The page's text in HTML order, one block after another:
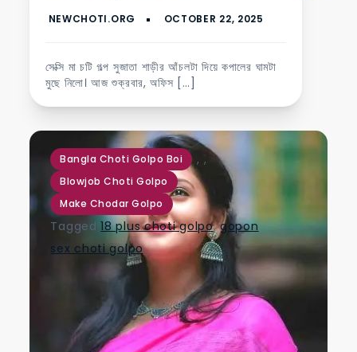
সেক্সি মা চটি গল্প সুজাতা শাড়ীর আঁচলটা দিয়ে কপালের ঘামটা
মুছে নিলো। আজ শুক্রবার, অফিস […]
Bangla Choti Golpo Boi ,
Blowjob Choti Golpo
,
Make Chodar Golpo
Tagged18 plus choti golpo,gopon
sex choti golpo